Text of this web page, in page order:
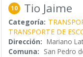
10 Tio Jaime
Categoría:
TRANSPORTE DE
Dirección: Mariano
Comuna: San Pedro